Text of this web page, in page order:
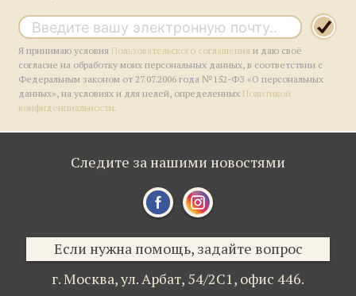
Я принимаю условияПользовательского соглашения и даю своё
согласие на обработку моих персональных данных, в соответствии с
Федеральным законом от 27.07.2006 года №152-ФЗ «О персональных
данных», на условиях и для целей, определенныхПолитикой
конфиденциальности.
Следите за нашими новостями
Если нужна помощь, задайте вопрос
г. Москва,ул. Арбат, 54/2С1, офис 446.